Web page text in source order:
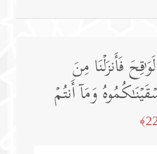
ٰ⁠قِحَ فَأَنزَلۡنَا مِنَ
وَمَاۤ أَنتُمۡ